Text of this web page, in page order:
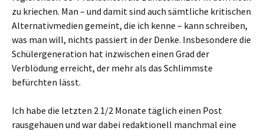
zu kriechen. Man – und damit sind auch sämtliche kritischen
Alternativmedien gemeint, die ich kenne – kann schreiben,
was man will, nichts passiert in der Denke. Insbesondere die
Schülergeneration hat inzwischen einen Grad der
Verblödung erreicht, der mehr als das Schlimmste
befürchten lässt.
Ich habe die letzten 2 1/2 Monate täglich einen Post
rausgehauen und war dabei redaktionell manchmal eine